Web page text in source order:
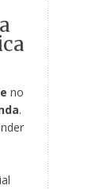
no
.